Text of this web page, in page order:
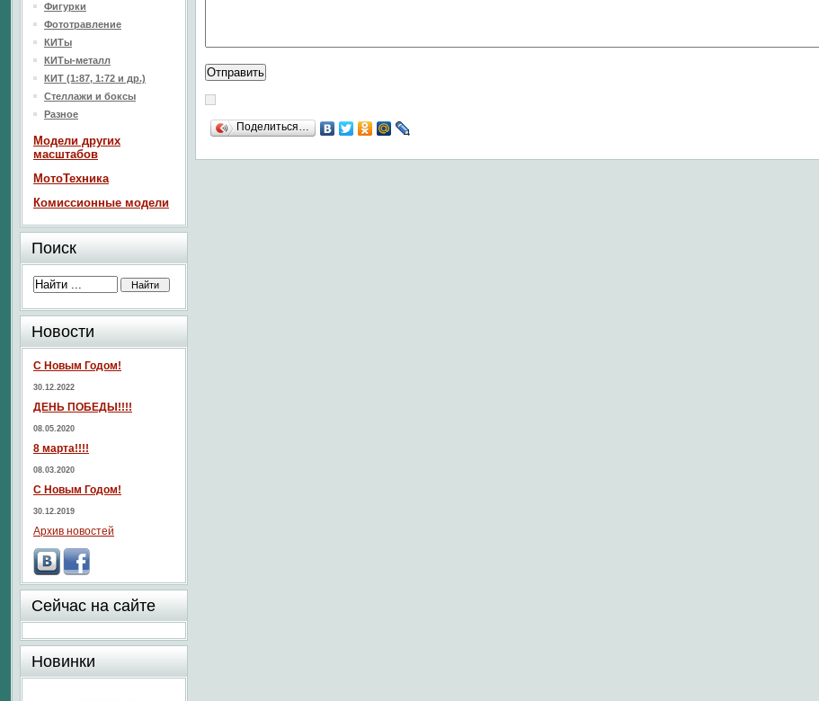
Поделиться…
Фигурки
Фототравление
КИТы
КИТы-металл
КИТ (1:87, 1:72 и др.)
Стеллажи и боксы
Разное
Модели других
масштабов
МотоТехника
Комиссионные модели
Поиск
Новости
С Новым Годом!
30.12.2022
ДЕНЬ ПОБЕДЫ!!!!
08.05.2020
8 марта!!!!
08.03.2020
С Новым Годом!
30.12.2019
Архив новостей
Сейчас на сайте
Новинки